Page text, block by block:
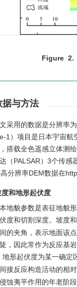
Figure 2.
与方法
采用的数据是分辨率
1）项目是日本宇宙航
搭载全色遥感立体测
（PALSAR）3个传感
分辨率DEM数据在
和地形起伏度
地貌参数是表征地貌
度和切割深度。坡度
的夹角，表示地面该
，因此常作为反应基
地形起伏度为某一确定
接反应构造活动的相
蚀夷平作用的年老阶段